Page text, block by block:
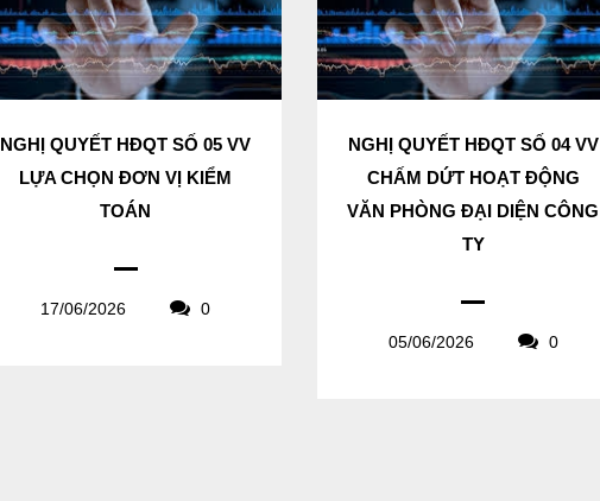
NGHỊ QUYẾT HĐQT SỐ 05 VV
LỰA CHỌN ĐƠN VỊ KIỂM
TOÁN
17/06/2026 0
NGHỊ QUYẾT HĐQT SỐ 04 VV
CHẤM DỨT HOẠT ĐỘNG
VĂN PHÒNG ĐẠI DIỆN CÔNG
TY
05/06/2026 0